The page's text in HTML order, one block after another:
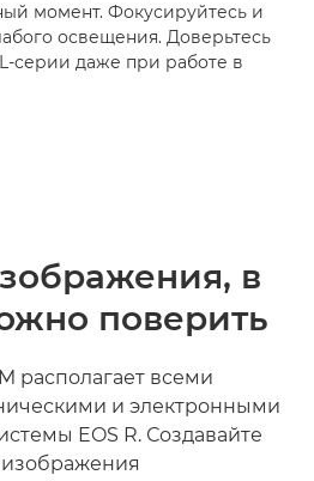
момент. Фокусируйтесь и
освещения. Доверьтесь
серии даже при работе в
в
поверить
располагает всеми
и электронными
EOS R. Создавайте